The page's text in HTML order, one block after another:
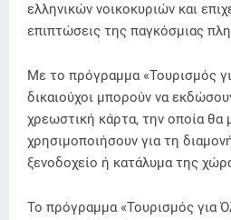
ελληνικών νοικοκυριών και
επιπτώσεις της παγκόσμιας
Με το πρόγραμμα «Τουρισμός
δικαιούχοι μπορούν να
χρεωστική κάρτα, την οποία θα
χρησιμοποιήσουν για τη
ξενοδοχείο ή κατάλυμα της
Το πρόγραμμα «Τουρισμός για